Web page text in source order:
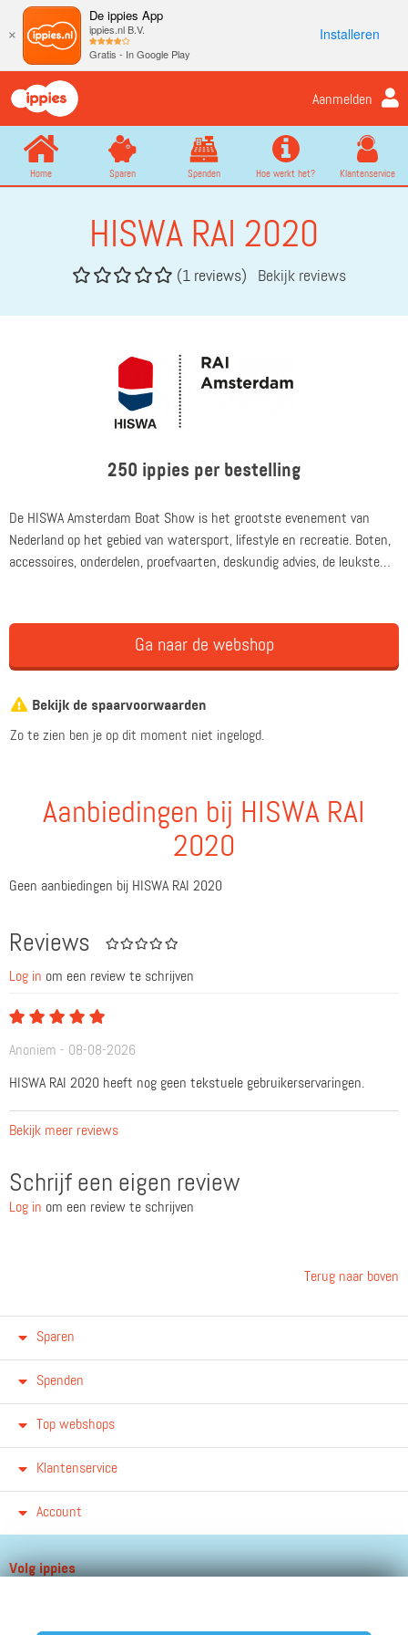
×
De ippies App
ippies.nl B.V.
Gratis - In Google Play
Installeren
Aanmelden
Home Sparen Spenden Hoe werkt het? Klantenservice
HISWA RAI 2020
(1 reviews) Bekijk reviews
250 ippies per bestelling
De HISWA Amsterdam Boat Show is het grootste evenement van
Nederland op het gebied van watersport, lifestyle en recreatie. Boten,
accessoires, onderdelen, proefvaarten, deskundig advies, de leukste
11 t/m 15 maart in RAI Amsterdam.
Ga naar de webshop
Bekijk de spaarvoorwaarden
Zo te zien ben je op dit moment niet ingelogd.
Aanbiedingen bij HISWA RAI
2020
Geen aanbiedingen bij HISWA RAI 2020
Reviews
Log in om een review te schrijven
Anoniem - 08-08-2026
HISWA RAI 2020 heeft nog geen tekstuele gebruikerservaringen.
Bekijk meer reviews
Schrijf een eigen review
Log in om een review te schrijven
Terug naar boven
Sparen
Spenden
Top webshops
Klantenservice
Account
Volg ippies